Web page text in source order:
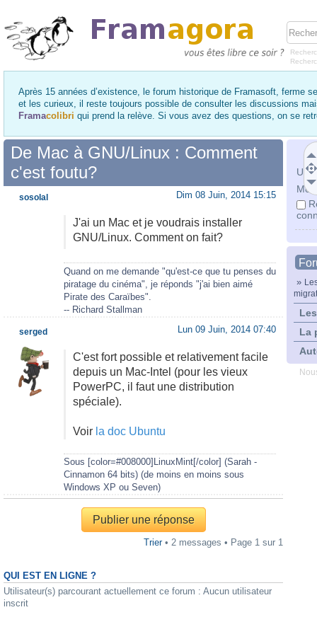
Après 15 années d’existence, le forum historique de Framasoft, ferme
et les curieux, il reste toujours possible de consulter les discussions
Framacolibri qui prend la relève. Si vous avez des questions, on se
Mot
»
La
De Mac à GNU/Linux : Comment
c'est foutu?
Dim 08 Juin, 2014 15:15
J'ai un Mac et je voudrais installer
GNU/Linux. Comment on fait?
Quand on me demande "qu'est-ce que tu penses du
piratage du cinéma", je réponds "j'ai bien aimé
Pirate des Caraïbes".
-- Richard Stallman
sosolal
Lun 09 Juin, 2014 07:40
C'est fort possible et relativement facile
depuis un Mac-Intel (pour les vieux
PowerPC, il faut une distribution
spéciale).
Voir la doc Ubuntu
Sous [color=#008000]LinuxMint[/color] (Sarah -
Cinnamon 64 bits) (de moins en moins sous
Windows XP ou Seven)
serged
Publier une réponse
Trier• 2 messages • Page 1 sur 1
QUI EST EN LIGNE ?
Utilisateur(s) parcourant actuellement ce forum : Aucun utilisateur
inscrit